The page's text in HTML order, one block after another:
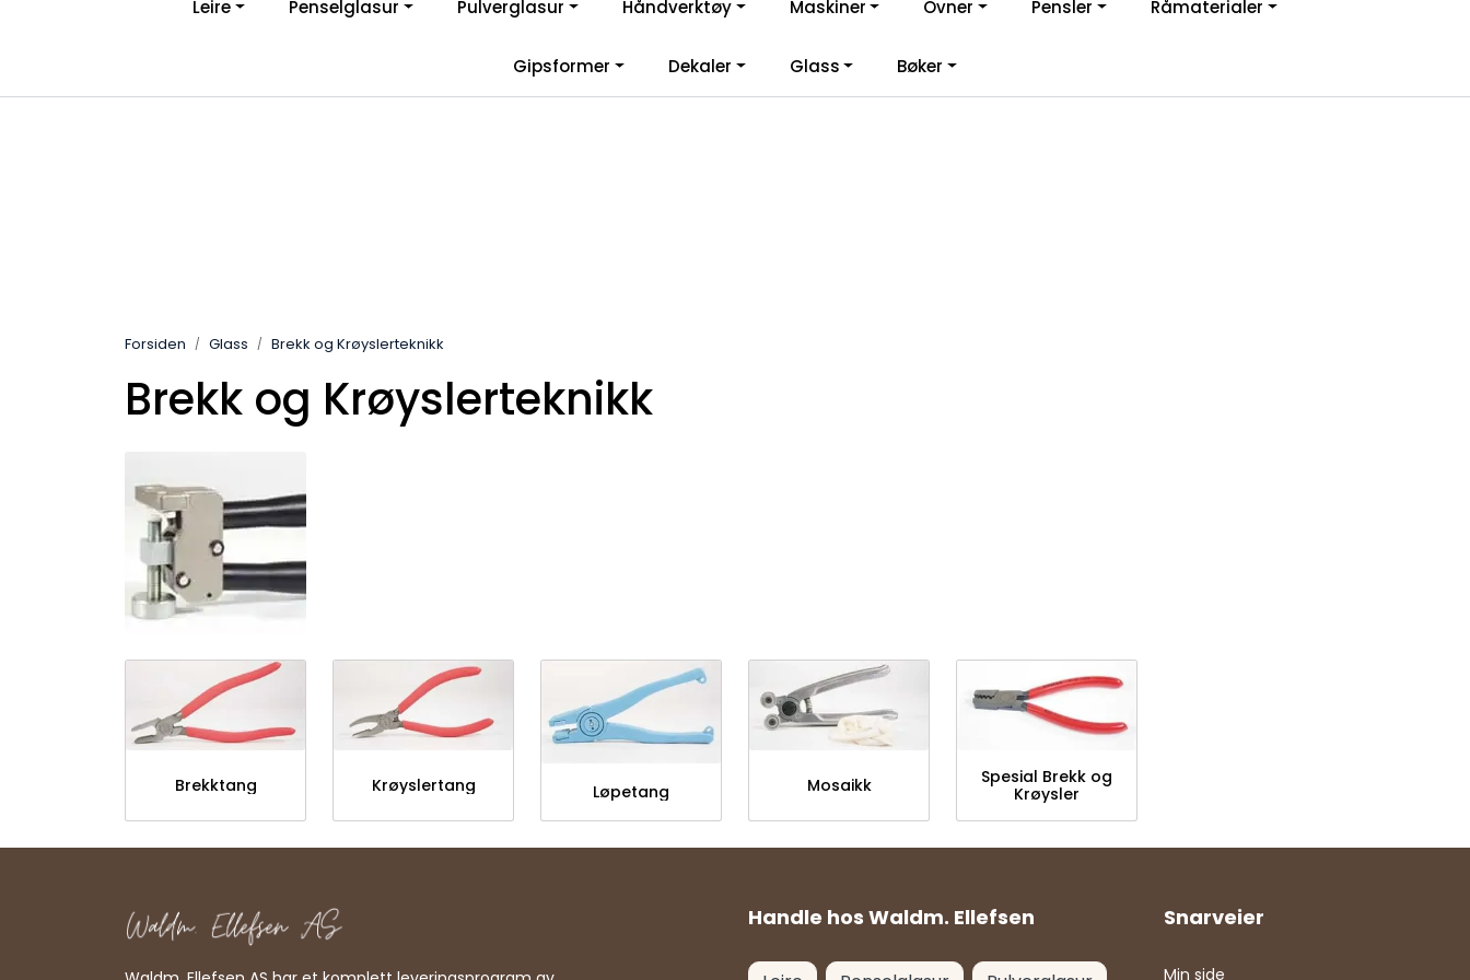
Velkommen til vår nye nettbutikk! Besøk Min side for mer informasjon
Leire Penselglasur Pulverglasur Håndverktøy Maskiner Ovner Pensler Råmaterialer
Gipsformer Dekaler Glass Bøker
Forsiden Glass Brekk og Krøyslerteknikk
Brekk og Krøyslerteknikk
Brekktang Krøyslertang Løpetang Mosaikk
Spesial Brekk og
Krøysler
Handle hos Waldm. Ellefsen Snarveier
Min side